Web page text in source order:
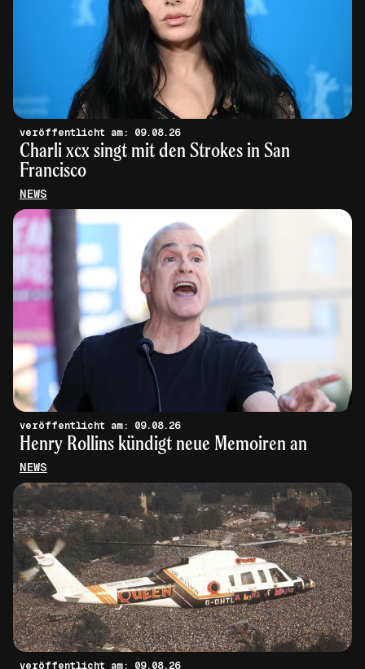
veröffentlicht am: 09.08.26
Charli xcx singt mit den Strokes in San
Francisco
NEWS
veröffentlicht am: 09.08.26
Henry Rollins kündigt neue Memoiren an
NEWS
veröffentlicht am: 09.08.26